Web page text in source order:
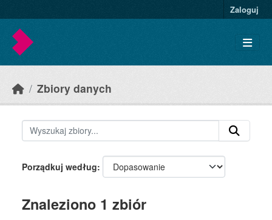
Zaloguj
Zbiory danych
Porządkuj według
Znaleziono 1 zbiór